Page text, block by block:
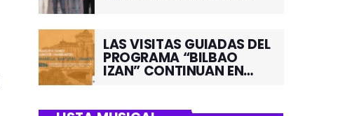
LAS VISITAS GUIADAS DEL
PROGRAMA “BILBAO
IZAN” CONTINUAN EN